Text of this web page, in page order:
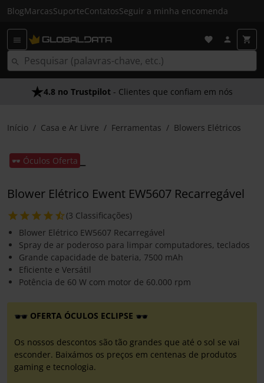
BlogMarcasSuporteContatosSeguir a minha encomenda
4.8 no Trustpilot - Clientes que confiam em nós
Início Casa e Ar Livre Ferramentas Blowers Elétricos
🕶️ Óculos Oferta
Blower Elétrico Ewent EW5607 Recarregável
(3 Classificações)
Blower Elétrico EW5607 Recarregável
Spray de ar poderoso para limpar computadores, teclados
Grande capacidade de bateria, 7500 mAh
Eficiente e Versátil
Potência de 60 W com motor de 60.000 rpm
OFERTA ÓCULOS ECLIPSE
Os nossos descontos são tão grandes que até o sol se vai
esconder. Baixámos os preços em centenas de produtos
gaming e tecnologia.